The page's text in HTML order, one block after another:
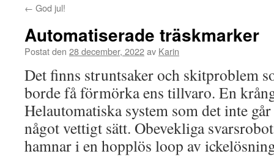
← God jul!
Automatiserade träskmarker
Postat den 28 december, 2022av Karin
Det finns struntsaker och skitproblem
borde få förmörka ens tillvaro. En
Helautomatiska system som det inte
något vettigt sätt. Obevekliga
hamnar i en hopplös loop av